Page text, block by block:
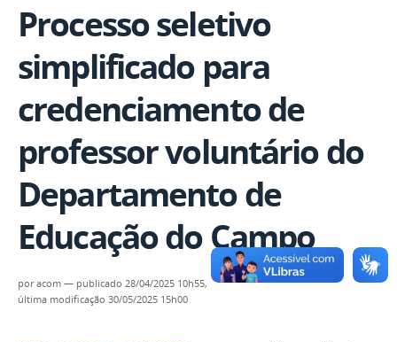
Processo seletivo
simplificado para
credenciamento de
professor voluntário do
Departamento de
Educação do Campo
poracom — publicado 28/04/2025 10h55,
última modificação 30/05/2025 15h00